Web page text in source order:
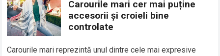
Carourile mari cer mai puține
accesorii și croieli bine
controlate
Carourile mari reprezintă unul dintre cele mai expresive